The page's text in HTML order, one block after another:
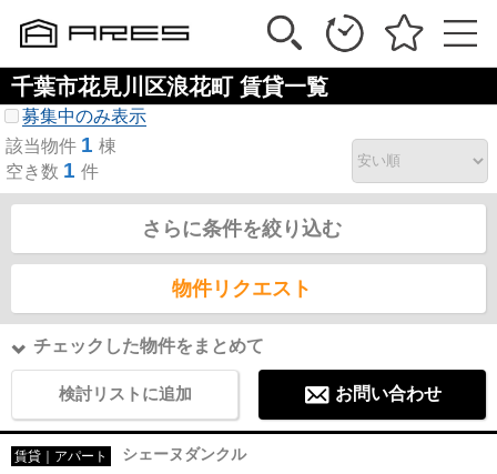
千葉市花見川区浪花町 賃貸一覧
募集中のみ表示
該当物件 1 棟
空き数 1 件
さらに条件を絞り込む
物件リクエスト
チェックした物件をまとめて
検討リストに追加 お問い合わせ
賃貸｜アパート シェーヌダンクル